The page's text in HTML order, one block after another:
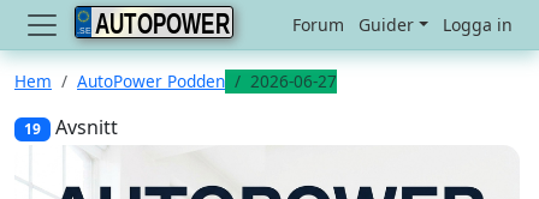
AUTOPOWER Forum Guider Logga in
Hem AutoPower Podden 2026-06-27
19 Avsnitt